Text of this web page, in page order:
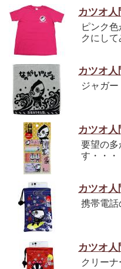
カツオ
ピンク
クにし
カツオ
ジャガ
カツオ
要望の
す・・・
カツオ
携帯電
カツオ
クリー